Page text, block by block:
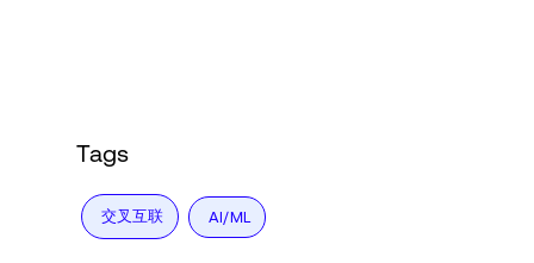
Tags
交叉互联 AI/ML